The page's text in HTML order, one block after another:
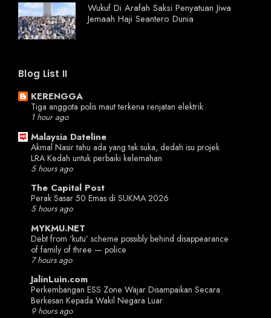
Wukuf Di Arafah Saksi Penyatuan Jiwa
Jemaah Haji Seantero Dunia
Blog List II
KERENGGA
Tiga anggota polis maut terkena renjatan elektrik
1 hour ago
Malaysia Dateline
Akmal Nasir tahu ada yang tak suka, dedah isu projek
LRA Kedah untuk perbaiki kelemahan
5 hours ago
The Capital Post
Perak Sasar 50 Emas di SUKMA 2026
5 hours ago
MYKMU.NET
Debt from ‘kutu’ scheme possibly behind disappearance
of family of three — police
7 hours ago
JalinLuin.com
Perkembangan ESS Zone Wajar Disampaikan Secara
Berkesan Kepada Wakil Negara Luar
9 hours ago